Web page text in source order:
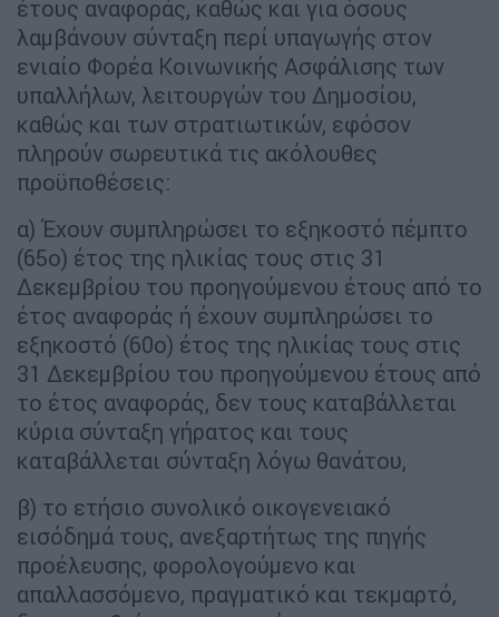
έτους αναφοράς, καθώς και για όσους
λαμβάνουν σύνταξη περί υπαγωγής στον
ενιαίο Φορέα Κοινωνικής Ασφάλισης των
υπαλλήλων, λειτουργών του Δημοσίου,
καθώς και των στρατιωτικών, εφόσον
πληρούν σωρευτικά τις ακόλουθες
προϋποθέσεις:
α) Έχουν συμπληρώσει το εξηκοστό πέμπτο
(65ο) έτος της ηλικίας τους στις 31
Δεκεμβρίου του προηγούμενου έτους από το
έτος αναφοράς ή έχουν συμπληρώσει το
εξηκοστό (60ο) έτος της ηλικίας τους στις
31 Δεκεμβρίου του προηγούμενου έτους από
το έτος αναφοράς, δεν τους καταβάλλεται
κύρια σύνταξη γήρατος και τους
καταβάλλεται σύνταξη λόγω θανάτου,
β) το ετήσιο συνολικό οικογενειακό
εισόδημά τους, ανεξαρτήτως της πηγής
προέλευσης, φορολογούμενο και
απαλλασσόμενο, πραγματικό και τεκμαρτό,